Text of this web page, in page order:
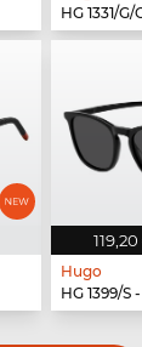
HG 1331/
Hugo
HG 1399/S